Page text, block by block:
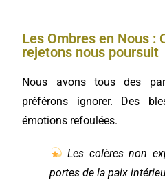
Les Ombres en Nous :
rejetons nous poursuit
Nous avons tous des
préférons ignorer. Des
émotions refoulées.
Les colères non
portes de la paix